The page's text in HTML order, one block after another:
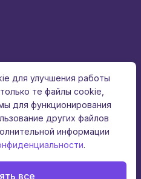
для улучшения работы
те файлы cookie,
для функционирования
других файлов
информации
.
все